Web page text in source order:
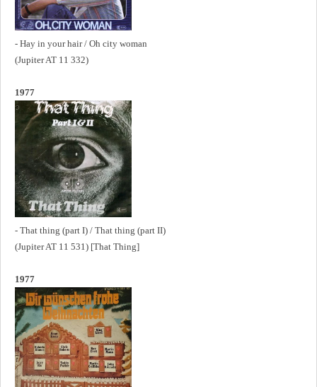
- Hay in your hair / Oh city woman
(Jupiter AT 11 332)
1977
- That thing (part I) / That thing (part II)
(Jupiter AT 11 531) [That Thing]
1977